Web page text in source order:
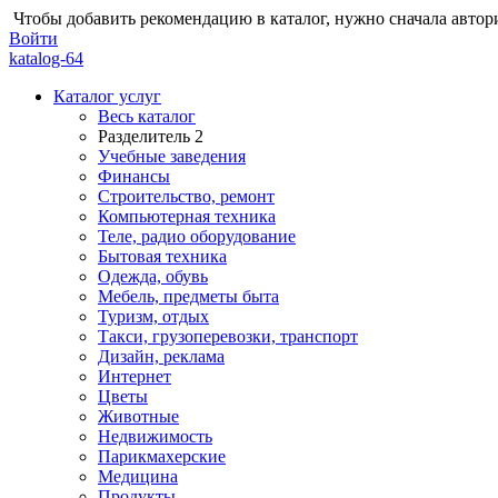
Чтобы добавить рекомендацию в каталог, нужно сначала
Войти
katalog-64
Каталог услуг
Весь каталог
Разделитель 2
Учебные заведения
Финансы
Строительство, ремонт
Компьютерная техника
Теле, радио оборудование
Бытовая техника
Одежда, обувь
Мебель, предметы быта
Туризм, отдых
Такси, грузоперевозки, транспорт
Дизайн, реклама
Интернет
Цветы
Животные
Недвижимость
Парикмахерские
Медицина